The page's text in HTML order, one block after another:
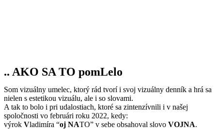
.. AKO SA TO pomLelo
Som vizuálny umelec, ktorý rád tvorí i svoj vizuálny denník a hrá sa
nielen s estetikou vizuálu, ale i so slovami.
A tak to bolo i pri udalostiach, ktoré sa zintenzívnili i v našej
spoločnosti vo februári roku 2022, kedy:
výrok Vladimíra “oj NATO” v sebe obsahoval slovo VOJNA.